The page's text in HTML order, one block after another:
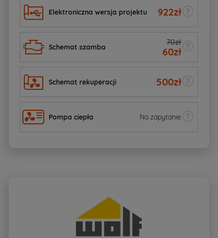
Elektroniczna wersja projektu 922zł
Schemat szamba
70zł
60zł
Schemat rekuperacji 500zł
Pompa ciepła Na zapytanie